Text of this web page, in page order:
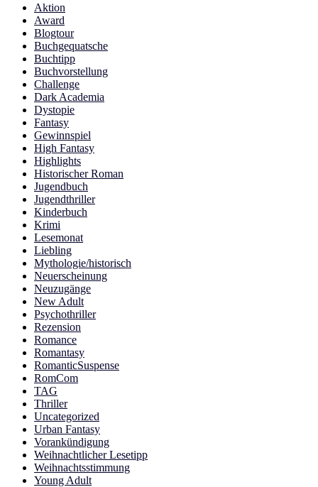
Aktion
Award
Blogtour
Buchgequatsche
Buchtipp
Buchvorstellung
Challenge
Dark Academia
Dystopie
Fantasy
Gewinnspiel
High Fantasy
Highlights
Historischer Roman
Jugendbuch
Jugendthriller
Kinderbuch
Krimi
Lesemonat
Liebling
Mythologie/historisch
Neuerscheinung
Neuzugänge
New Adult
Psychothriller
Rezension
Romance
Romantasy
RomanticSuspense
RomCom
TAG
Thriller
Uncategorized
Urban Fantasy
Vorankündigung
Weihnachtlicher Lesetipp
Weihnachtsstimmung
Young Adult